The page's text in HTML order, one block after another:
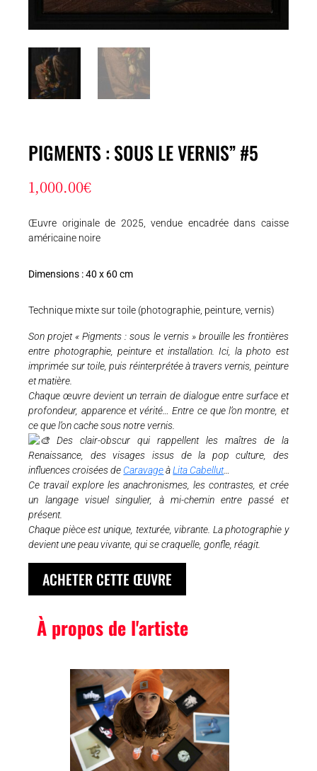
PIGMENTS : SOUS LE VERNIS” #5
1,000.00€
Œuvre originale de 2025, vendue encadrée dans caisse
américaine noire
Dimensions : 40 x 60 cm
Technique mixte sur toile (photographie, peinture, vernis)
Son projet « Pigments : sous le vernis » brouille les frontières
entre photographie, peinture et installation. Ici, la photo est
imprimée sur toile, puis réinterprétée à travers vernis, peinture
et matière.
Chaque œuvre devient un terrain de dialogue entre surface et
profondeur, apparence et vérité… Entre ce que l’on montre, et
ce que l’on cache sous notre vernis.
Des clair-obscur qui rappellent les maîtres de la
Renaissance, des visages issus de la pop culture, des
influences croisées de CaravageàLita Cabellut…
Ce travail explore les anachronismes, les contrastes, et crée
un langage visuel singulier, à mi-chemin entre passé et
présent.
Chaque pièce est unique, texturée, vibrante. La photographie y
devient une peau vivante, qui se craquelle, gonfle, réagit.
ACHETER CETTE ŒUVRE
À propos de l'artiste